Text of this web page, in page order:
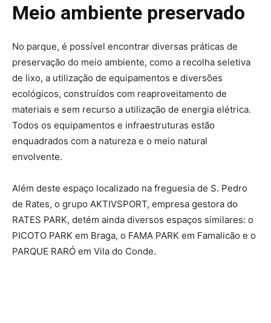
Meio ambiente preservado
No parque, é possível encontrar diversas práticas de
preservação do meio ambiente, como a recolha seletiva
de lixo, a utilização de equipamentos e diversões
ecológicos, construídos com reaproveitamento de
materiais e sem recurso a utilização de energia elétrica.
Todos os equipamentos e infraestruturas estão
enquadrados com a natureza e o meio natural
envolvente.
Além deste espaço localizado na freguesia de S. Pedro
de Rates, o grupo AKTIVSPORT, empresa gestora do
RATES PARK, detém ainda diversos espaços similares: o
PICOTO PARK em Braga, o FAMA PARK em Famalicão e o
PARQUE RARÓ em Vila do Conde.